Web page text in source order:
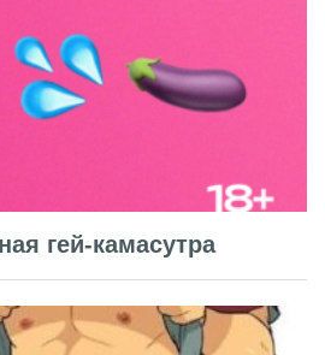
гей-камасутра